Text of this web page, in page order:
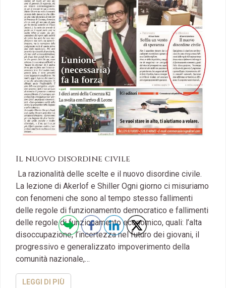
Il nuovo disordine civile
La razionalità delle scelte e il nuovo disordine civile.
La lezione di Akerlof e Shiller Ogni giorno ci misuriamo
con fenomeni che sono al tempo stesso fallimenti
delle regole di funzionamento democratico e fallimenti
delle regole di funzionamento economico, quali: l’alta
disoccupazione, l’incertezza nel futuro dei giovani, il
progressivo e generalizzato impoverimento della
comunità nazionale,…
LEGGI DI PIÙ